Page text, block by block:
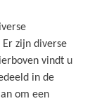
zijn diverse
vindt u
in de
om een